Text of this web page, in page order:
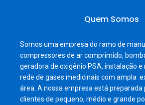
Quem Somos
Somos uma empresa do ramo de
compressores de ar comprimido,
geradora de oxigênio PSA, instalação
rede de gases medicinais com ampla
área. A nossa empresa está preparada
clientes de pequeno, médio e grande